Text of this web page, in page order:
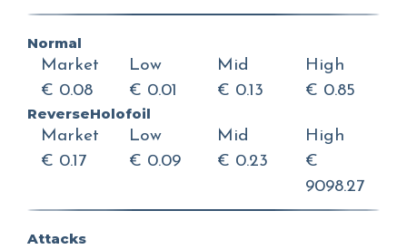
Normal
Market
€ 0.08
Low
€ 0.01
Mid
€ 0.13
High
€ 0.85
ReverseHolofoil
Market
€ 0.17
Low
€ 0.09
Mid
€ 0.23
High
€
9098.27
Attacks